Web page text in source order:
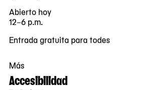
Abierto hoy
12–6 p.m.
Entrada gratuita para todes
Más
Accesibilidad